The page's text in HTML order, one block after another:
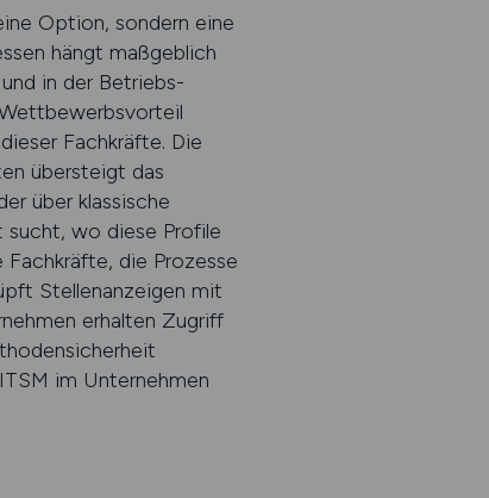
Option, sondern eine
hängt maßgeblich
in der Betriebs­
Fachkräfte. Die
übersteigt das
über klassische
sucht, wo diese Profile
die Prozesse
Stellenanzeigen mit
erhalten Zugriff
im Unternehmen